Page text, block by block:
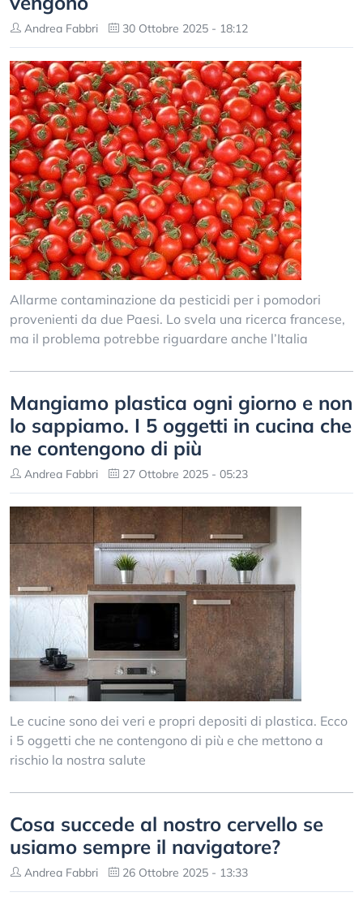
Andrea Fabbri 30 Ottobre 2025 - 18:12
Allarme contaminazione da pesticidi per i pomodori
provenienti da due Paesi. Lo svela una ricerca francese,
ma il problema potrebbe riguardare anche l’Italia
Mangiamo plastica ogni giorno e non
lo sappiamo. I 5 oggetti in cucina che
ne contengono di più
Andrea Fabbri 27 Ottobre 2025 - 05:23
Le cucine sono dei veri e propri depositi di plastica. Ecco
i 5 oggetti che ne contengono di più e che mettono a
rischio la nostra salute
Cosa succede al nostro cervello se
usiamo sempre il navigatore?
Andrea Fabbri 26 Ottobre 2025 - 13:33